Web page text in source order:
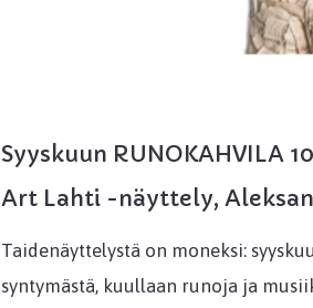
Syyskuun RUNOKAHVILA
Art Lahti -näyttely,
Taidenäyttelystä on moneksi:
syntymästä, kuullaan runoja ja